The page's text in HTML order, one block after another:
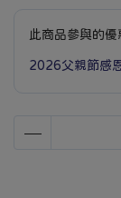
此商品參與的優
2026父親節感